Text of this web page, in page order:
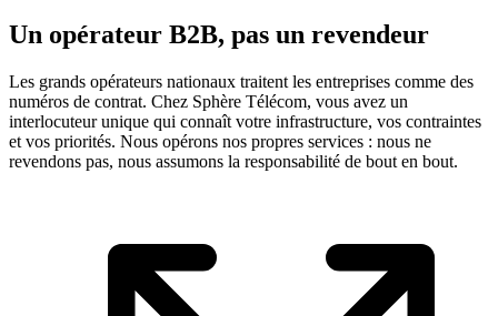
Un opérateur B2B, pas un revendeur
Les grands opérateurs nationaux traitent les entreprises comme des
numéros de contrat. Chez Sphère Télécom, vous avez un
interlocuteur unique qui connaît votre infrastructure, vos contraintes
et vos priorités. Nous opérons nos propres services : nous ne
revendons pas, nous assumons la responsabilité de bout en bout.